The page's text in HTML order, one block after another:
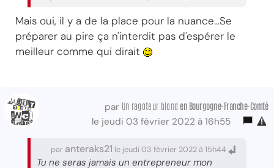
Mais oui, il y a de la place pour la nuance...Se
préparer au pire ça n'interdit pas d'espérer le
meilleur comme qui dirait
par Un ragoteur blond en Bourgogne-Franche-Comté
le jeudi 03 février 2022 à 16h55
par anteraks21 le jeudi 03 février 2022 à 15h44
Tu ne seras jamais un entrepreneur mon